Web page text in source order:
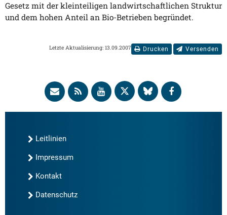
Gesetz mit der kleinteiligen landwirtschaftlichen Struktur
und dem hohen Anteil an Bio-Betrieben begründet.
Drucken Versenden
Letzte Aktualisierung: 13.09.2007
Leitlinien
Impressum
Kontakt
Datenschutz